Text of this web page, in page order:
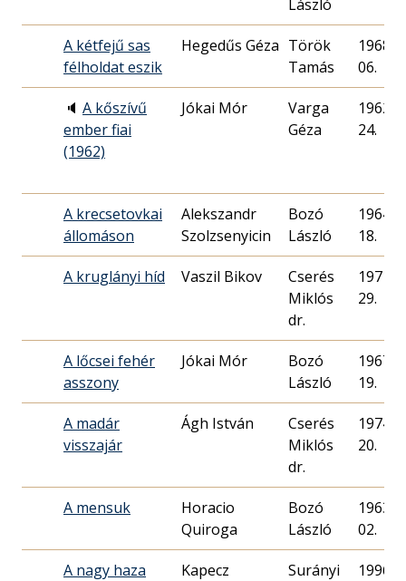
László
A kétfejű sas
félholdat eszik
Hegedűs Géza Török
Tamás
1968.
06.
🔈 A kőszívű
ember fiai
(1962)
Jókai Mór
Varga
Géza
1962.
24.
A krecsetovkai
állomáson
Alekszandr
Szolzsenyicin
Bozó
László
1964.
18.
A kruglányi híd Vaszil Bikov
Cserés
Miklós
dr.
1971.
29.
A lőcsei fehér
asszony
Jókai Mór
Bozó
László
1967.
19.
A madár
visszajár
Ágh István
Cserés
Miklós
dr.
1974.
20.
A mensuk
Horacio
Quiroga
Bozó
László
1963.
02.
A nagy haza
Kapecz
Surányi
1996.